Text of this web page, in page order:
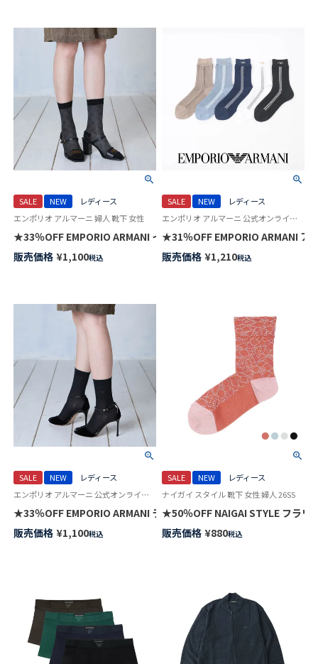
SALE NEW
レディース
エンポリオ アルマーニ 婦人 靴下 女性
★33％OFF EMPORIO ARMANI イーグル ジャガード クルー丈 ソッ
販売価格 ¥1,100税込
SALE NEW
レディース
エンポリオ アルマーニ 公式オンラインショップ 婦人 靴下
★31％OFF EMPORIO ARMANI ア
販売価格 ¥1,210税込
SALE NEW
レディース
エンポリオ アルマーニ 公式オンラインショップ 婦人 靴下
★33％OFF EMPORIO ARMANI ラメ リブ クルー丈 ソックス レディ
販売価格 ¥1,100税込
SALE NEW
レディース
ナイガイ スタイル 靴下 女性 婦人 26SS
★50％OFF NAIGAI STYLE フラワ
販売価格 ¥880税込